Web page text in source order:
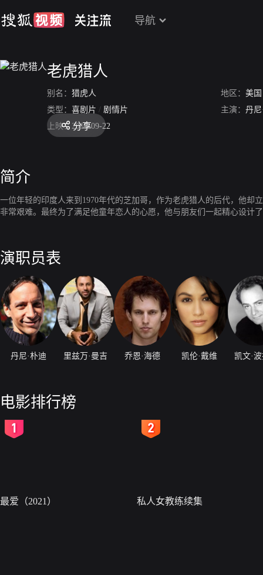
导航
老虎猎人
别名： 猎虎人 地区： 美国
类型： 喜剧片 / 剧情片 主演： 丹尼
上映： 2017-09-22
分享
简介
一位年轻的印度人来到1970年代的芝加哥，作为老虎猎人的后代，他
非常艰难。最终为了满足他童年恋人的心愿，他与朋友们一起精心设
演职员表
丹尼·朴迪 里兹万·曼吉 乔恩·海德 凯伦·戴维 凯文·
电影排行榜
最爱（2021） 私人女教练续集